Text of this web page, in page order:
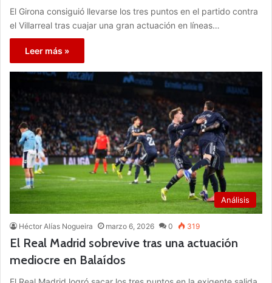
El Girona consiguió llevarse los tres puntos en el partido contra
el Villarreal tras cuajar una gran actuación en líneas…
Leer más »
Análisis
Héctor Alías Nogueira marzo 6, 2026 0 319
El Real Madrid sobrevive tras una actuación
mediocre en Balaídos